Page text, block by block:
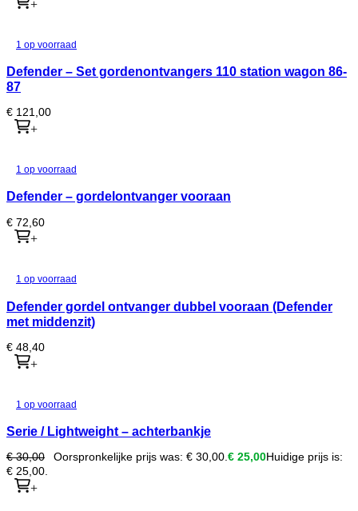
+
1 op voorraad
Defender – Set gordenontvangers 110 station wagon 86-
87
€ 121,00
+
1 op voorraad
Defender – gordelontvanger vooraan
€ 72,60
+
1 op voorraad
Defender gordel ontvanger dubbel vooraan (Defender
met middenzit)
€ 48,40
+
1 op voorraad
Serie / Lightweight – achterbankje
€30,00 Oorspronkelijke prijs was: € 30,00.€ 25,00Huidige prijs is:
€ 25,00.
+